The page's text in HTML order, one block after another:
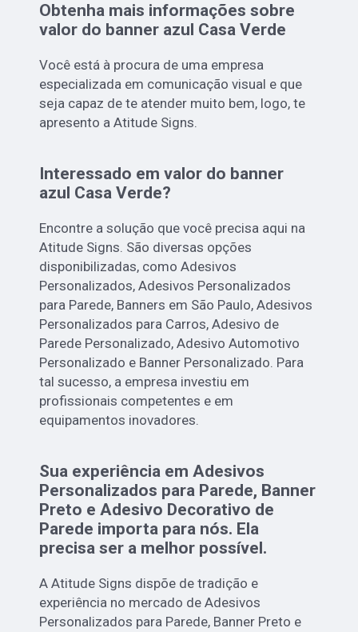
Obtenha mais informações sobre
valor do banner azul Casa Verde
Você está à procura de uma empresa
especializada em comunicação visual e que
seja capaz de te atender muito bem, logo, te
apresento a Atitude Signs.
Interessado em valor do banner
azul Casa Verde?
Encontre a solução que você precisa aqui na
Atitude Signs. São diversas opções
disponibilizadas, como Adesivos
Personalizados, Adesivos Personalizados
para Parede, Banners em São Paulo, Adesivos
Personalizados para Carros, Adesivo de
Parede Personalizado, Adesivo Automotivo
Personalizado e Banner Personalizado. Para
tal sucesso, a empresa investiu em
profissionais competentes e em
equipamentos inovadores.
Sua experiência em Adesivos
Personalizados para Parede, Banner
Preto e Adesivo Decorativo de
Parede importa para nós. Ela
precisa ser a melhor possível.
A Atitude Signs dispõe de tradição e
experiência no mercado de Adesivos
Personalizados para Parede, Banner Preto e